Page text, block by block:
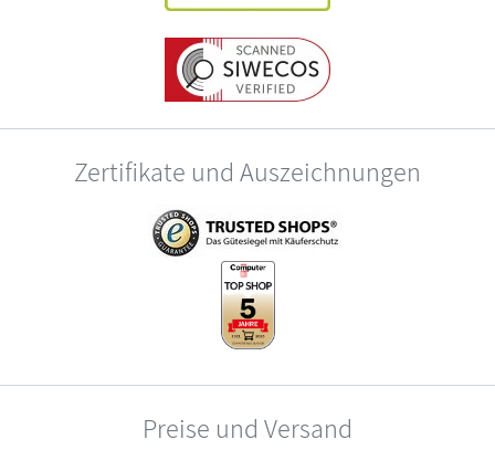
Zertifikate und Auszeichnungen
Preise und Versand